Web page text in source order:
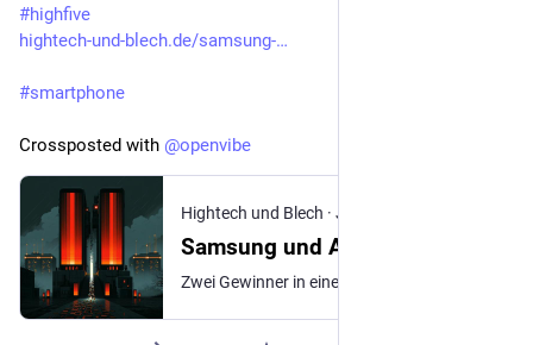
#highfive
hightech-und-blech.de/samsung-
#smartphone
Crossposted with @openvibe
Hightech und Blech · Jul 15
Samsung und Apple führen